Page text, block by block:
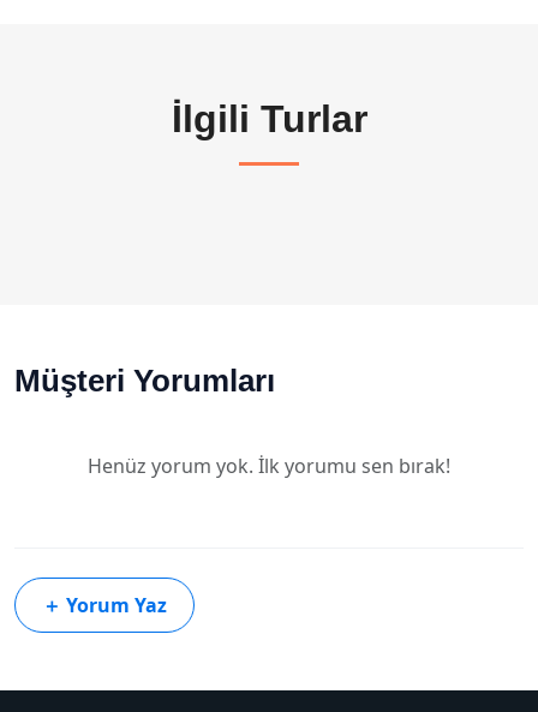
İlgili Turlar
Müşteri Yorumları
Henüz yorum yok. İlk yorumu sen bırak!
＋ Yorum Yaz